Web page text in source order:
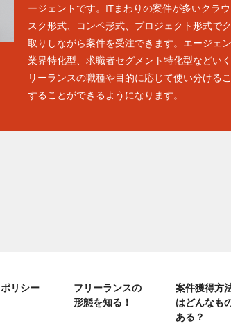
ージェントです。ITまわりの案件が多いクラ
スク形式、コンペ形式、プロジェクト形式で
取りしながら案件を受注できます。エージェ
業界特化型、求職者セグメント特化型などい
リーランスの職種や目的に応じて使い分ける
することができるようになります。
リシー
フリーランスの
形態を知る！
案件獲得方
はどんなも
ある？